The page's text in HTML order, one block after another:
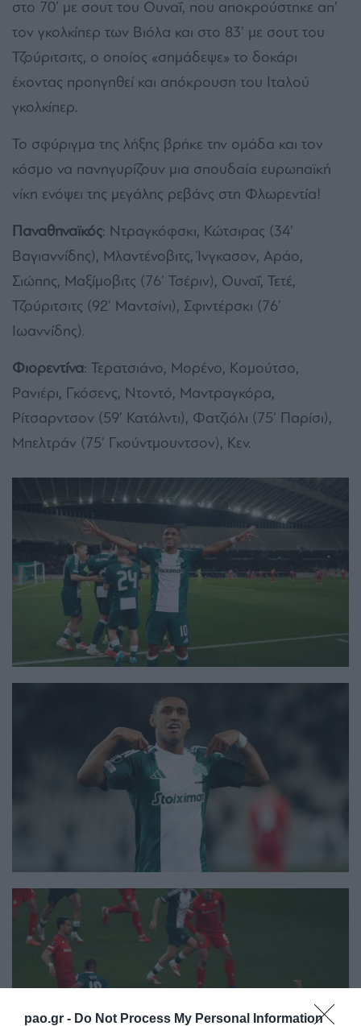
pao.gr - Do Not Process My Personal Information
στο 70’ με σουτ του Ουναΐ, που αποκρούστηκε απ’
τον γκολκίπερ των Βιόλα και στο 83’ με σουτ του
Τζούριτσιτς, ο οποίος «σημάδεψε» το δοκάρι
έχοντας προηγηθεί και απόκρουση του Ιταλού
γκολκίπερ.
Το σφύριγμα της λήξης βρήκε την ομάδα και τον
κόσμο να πανηγυρίζουν μια σπουδαία ευρωπαϊκή
νίκη ενόψει της μεγάλης ρεβάνς στη Φλωρεντία!
Παναθηναϊκός: Ντραγκόφσκι, Κώτσιρας (34’
Βαγιαννίδης), Μλαντένοβιτς, Ίνγκασον, Αράο,
Σιώπης, Μαξίμοβιτς (76’ Τσέριν), Ουναΐ, Τετέ,
Τζούριτσιτς (92’ Μαντσίνι), Σφιντέρσκι (76’
Ιωαννίδης).
Φιορεντίνα: Τερατσιάνο, Μορένο, Κομούτσο,
Ρανιέρι, Γκόσενς, Ντοντό, Μαντραγκόρα,
Ρίτσαρντσον (59’ Κατάλντι), Φατζιόλι (75’ Παρίσι),
Μπελτράν (75’ Γκούντμουντσον), Κεν.